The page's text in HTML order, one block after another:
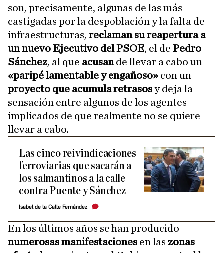
son, precisamente, algunas de las más
castigadas por la despoblación y la falta de
infraestructuras, reclaman su reapertura a
un nuevo Ejecutivo del PSOE, el de Pedro
Sánchez, al que acusande llevar a cabo un
«paripé lamentable y engañoso» con un
proyecto que acumula retrasosy deja la
sensación entre algunos de los agentes
implicados de que realmente no se quiere
llevar a cabo.
Las cinco reivindicaciones
ferroviarias que sacarán a
los salmantinos a la calle
contra Puente y Sánchez
Isabel de la Calle Fernández
En los últimos años se han producido
numerosas manifestaciones en las zonas